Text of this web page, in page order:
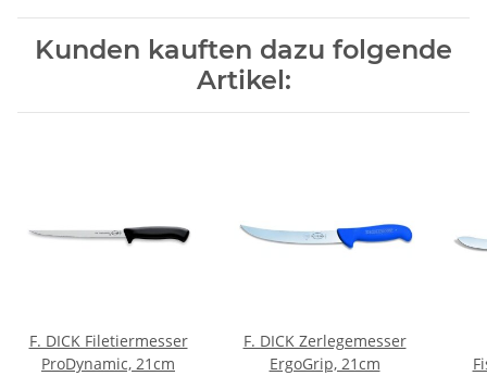
Kunden kauften dazu folgende
Artikel:
F. DICK Filetiermesser
ProDynamic, 21cm
F. DICK Zerlegemesser
ErgoGrip, 21cm